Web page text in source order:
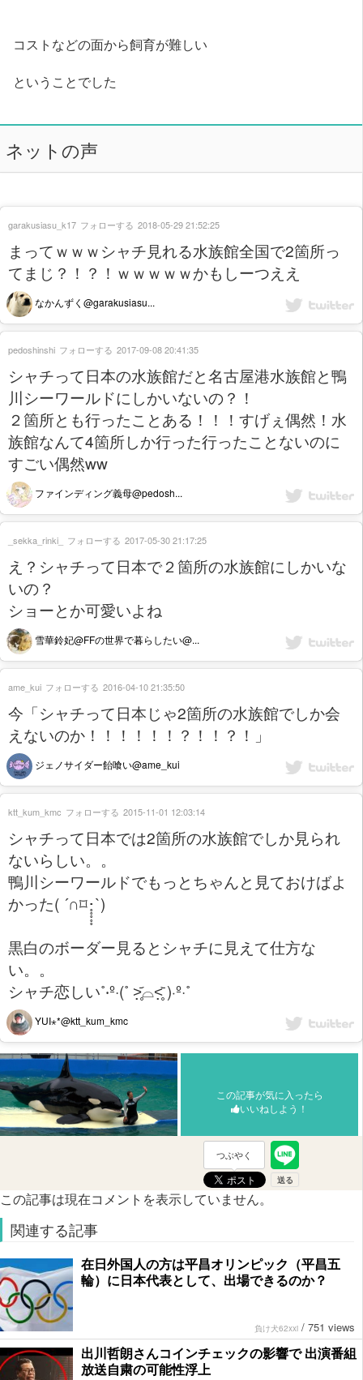
コストなどの面から飼育が難しい
ということでした
ネットの声
まってｗｗｗシャチ見れる水族館全国で2箇所っ
てまじ？！？！ｗｗｗｗｗかもしーつええ
なかんずく@garakusiasu...
garakusiasu_k17 フォローする 2018-05-29 21:52:25
シャチって日本の水族館だと名古屋港水族館と鴨
川シーワールドにしかいないの？！
２箇所とも行ったことある！！！すげぇ偶然！水
族館なんて4箇所しか行った行ったことないのに
すごい偶然ww
ファインディング義母@pedosh...
pedoshinshi フォローする 2017-09-08 20:41:35
え？シャチって日本で２箇所の水族館にしかいな
いの？
ショーとか可愛いよね
雪華鈴妃@FFの世界で暮らしたい@...
_sekka_rinki_ フォローする 2017-05-30 21:17:25
今「シャチって日本じゃ2箇所の水族館でしか会
えないのか！！！！！！？！！？！」
ジェノサイダー飴喰い@ame_kui
ame_kui フォローする 2016-04-10 21:35:50
シャチって日本では2箇所の水族館でしか見られ
ないらしい。。
鴨川シーワールドでもっとちゃんと見ておけばよ
かった( ´∩︎⌑︎･̥̥̥̥̥`)
黒白のボーダー見るとシャチに見えて仕方な
い。。
シャチ恋しい˚‧º·(˚ ˃̣̣̥᷄⌓˂̣̣̥᷅ )‧º·˚
YUI⋆*@ktt_kum_kmc
ktt_kum_kmc フォローする 2015-11-01 12:03:14
この記事が気に入ったら
いいねしよう！
つぶやく
この記事は現在コメントを表示していません。
関連する記事
在日外国人の方は平昌オリンピック（平昌五
輪）に日本代表として、出場できるのか？
負け犬62xxi / 751 views
出川哲朗さんコインチェックの影響で 出演番組
放送自粛の可能性浮上